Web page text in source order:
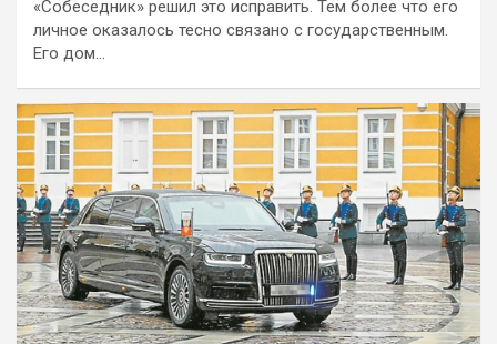
«Собеседник» решил это исправить. Тем более что его
личное оказалось тесно связано с государственным.
Его дом…